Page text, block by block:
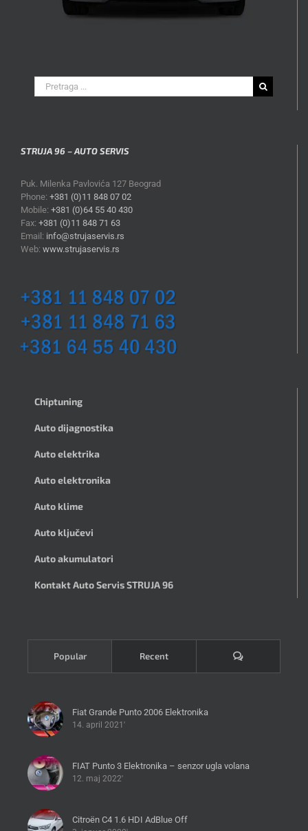
Search
for:
STRUJA 96 – AUTO SERVIS
Puk. Milenka Pavlovića 127 Beograd
Phone: +381 (0)11 848 07 02
Mobile: +381 (0)64 55 40 430
Fax: +381 (0)11 848 71 63
Email: info@strujaservis.rs
Web: www.strujaservis.rs
Chiptuning
Auto dijagnostika
Auto elektrika
Auto elektronika
Auto klime
Auto ključevi
Auto akumulatori
Kontakt Auto Servis STRUJA 96
Popular Recent Komentari
Fiat Grande Punto 2006 Elektronika
14. april 2021'
FIAT Punto 3 Elektronika – senzor ugla volana
12. maj 2022'
Citroën C4 1.6 HDI AdBlue Off